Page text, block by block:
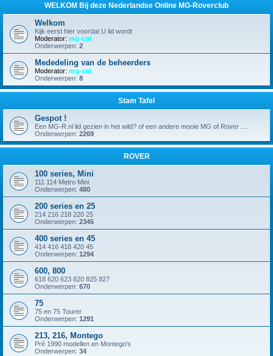
WELKOM Bij deze Nederlandse Online MG-Roverclub
Welkom
Kijk eerst hier voordat U lid wordt
Moderator: mg-r.nl
Onderwerpen: 2
Mededeling van de beheerders
Moderator: mg-r.nl
Onderwerpen: 8
Stam Tafel
Gespot !
Een MG-R.nl lid gezien in het wild? of een andere mooie MG of Rover ....
Onderwerpen: 2269
ROVER
100 series, Mini
111 114 Metro Mini
Onderwerpen: 480
200 series en 25
214 216 218 220 25
Onderwerpen: 2345
400 series en 45
414 416 418 420 45
Onderwerpen: 1294
600, 800
618 620 623 820 825 827
Onderwerpen: 670
75
75 en 75 Tourer
Onderwerpen: 1291
213, 216, Montego
Pré 1990 modellen en Montego's
Onderwerpen: 34